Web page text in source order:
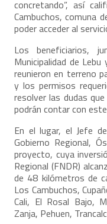
concretando”, así
Cambuchos, comuna
poder acceder al
Los beneficiarios,
Municipalidad de
reunieron en terreno
y los permisos
resolver las dudas
podrán contar con
En el lugar, el Jefe
Gobierno Regional,
proyecto, cuya
Regional (FNDR)
de 48 kilómetros de
Los Cambuchos,
Cali, El Rosal Bajo,
Zanja, Pehuen,